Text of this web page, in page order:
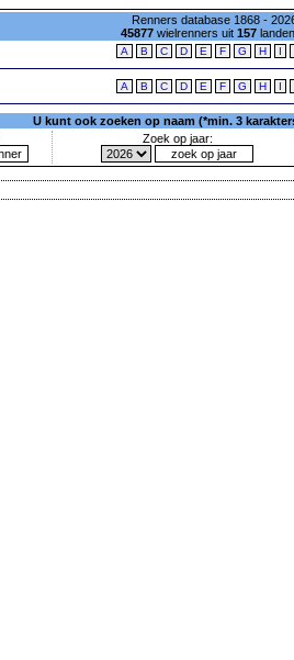
Renners database 1868 -
45877wielrenners uit 157
A B C D E F G H I
A B C D E F G H I
U kunt ook zoeken op naam (*min. 3
Zoek op jaar: